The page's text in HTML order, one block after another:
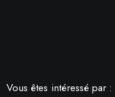
Vous êtes intéressé par :